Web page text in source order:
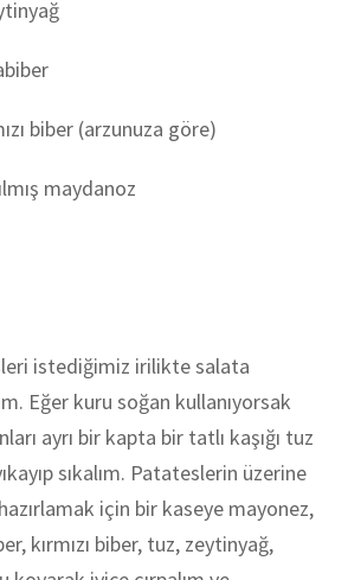
biber (arzunuza göre)
maydanoz
istediğimiz irilikte salata
Eğer kuru soğan kullanıyorsak
ayrı bir kapta bir tatlı kaşığı tuz
sıkalım. Patateslerin üzerine
için bir kaseye mayonez,
kırmızı biber, tuz, zeytinyağ,